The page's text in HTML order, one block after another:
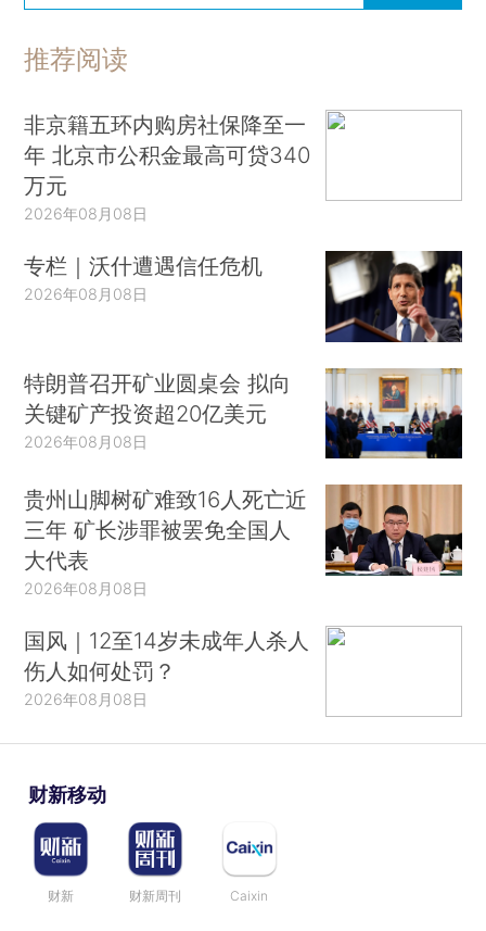
推荐阅读
非京籍五环内购房社保降至一
年 北京市公积金最高可贷340
万元
2026年08月08日
专栏｜沃什遭遇信任危机
2026年08月08日
特朗普召开矿业圆桌会 拟向
关键矿产投资超20亿美元
2026年08月08日
贵州山脚树矿难致16人死亡近
三年 矿长涉罪被罢免全国人
大代表
2026年08月08日
国风｜12至14岁未成年人杀人
伤人如何处罚？
2026年08月08日
财新移动
财新 财新周刊 Caixin